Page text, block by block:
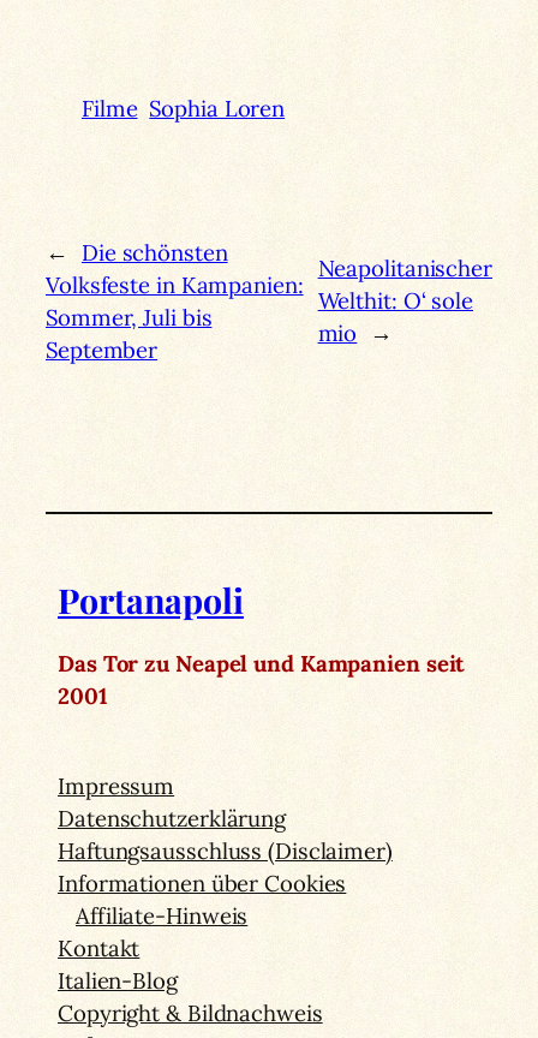
Filme Sophia Loren
←
Die schönsten
Volksfeste in Kampanien:
Sommer, Juli bis
September
Neapolitanischer
Welthit: O‘ sole
mio
→
Portanapoli
Das Tor zu Neapel und Kampanien seit
2001
Impressum
Datenschutzerklärung
Haftungsausschluss (Disclaimer)
Informationen über Cookies
Affiliate-Hinweis
Kontakt
Italien-Blog
Copyright & Bildnachweis